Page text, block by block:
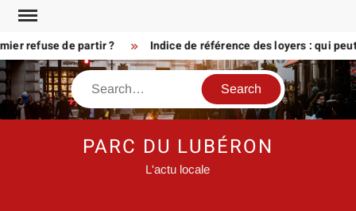
Skip
contentrefuse de partir ? Indice de référence des loyers : qui
Search
PARC DU LUBÉRON
L'actu locale